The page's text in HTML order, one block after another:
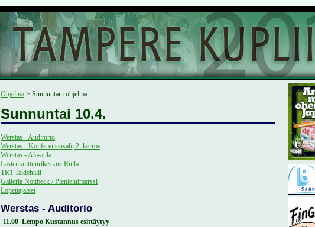
Ohjelma > Sunnuntain ohjelma
Sunnuntai 10.4.
Werstas - Auditorio
Werstas - Konferenssisali, 2. kerros
Werstas - Ala-aula
Lastenkulttuurikeskus Rulla
TR1 Taidehalli
Galleria Nottbeck / Pienlehtimarssi
Lopettajaiset
Werstas - Auditorio
11.00 Lempo Kustannus esittäytyy